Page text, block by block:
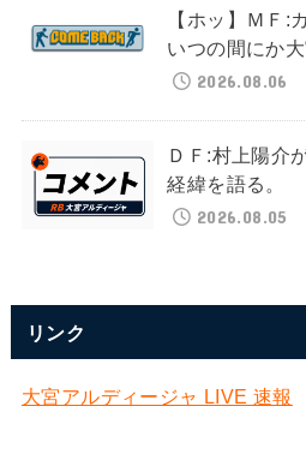
【ホッ】ＭＦ:
いつの間にか
2026.08.06
ＤＦ:村上陽介
経緯を語る。
2026.08.05
リンク
大宮アルディージャ LIVE 速報